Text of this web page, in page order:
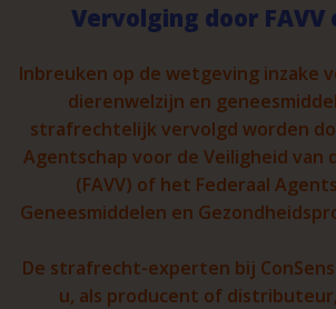
Vervolging door FAVV
Inbreuken op de wetgeving inzake
dierenwelzijn en
strafrechtelijk vervolgd worden
Agentschap voor de Veiligheid van
(FAVV) of het Federaal
Geneesmiddelen en
De strafrecht-experten bij
u, als producent of